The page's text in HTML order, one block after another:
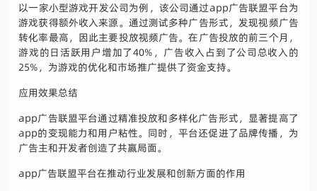
以一家小型游戏开发公司为例，该公司通过app广告联盟平台为
游戏获得额外收入来源。通过测试多种广告形式，发现视频广告
转化率最高，因此主要投放视频广告。在广告投放的前三个月，
游戏的日活跃用户增加了40%，广告收入占到了公司总收入的
25%，为游戏的优化和市场推广提供了资金支持。
应用效果总结
app广告联盟平台通过精准投放和多样化广告形式，显著提高了
app的变现能力和用户粘性。同时，平台还促进了品牌传播，为
广告主和开发者创造了共赢局面。
app广告联盟平台在推动行业发展和创新方面的作用